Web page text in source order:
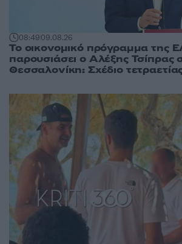
08:4909.08.26
Το οικονομικό πρόγραμμα της
παρουσιάσει ο Αλέξης Τσίπρας
Θεσσαλονίκη: Σχέδιο